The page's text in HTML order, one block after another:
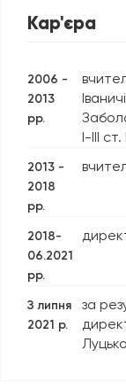
Кар'єра
2006 -
2013
рр.
І-ІІІ
2013 -
2018
рр.
2018-
06.2021
рр.
З липня
2021 р.
за